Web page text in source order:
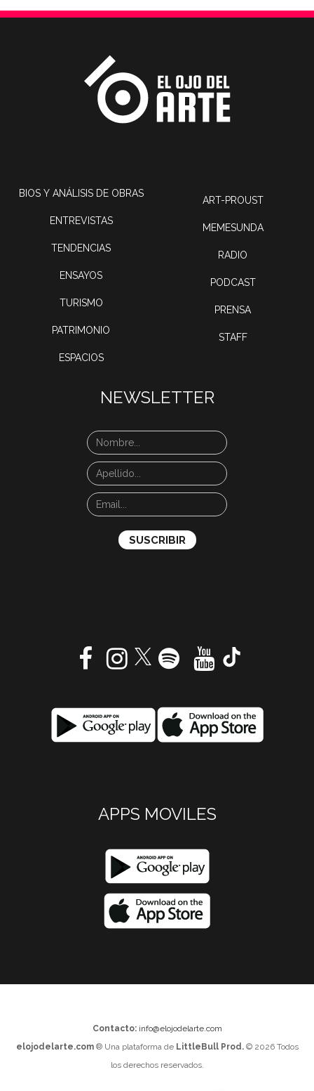
BIOS Y ANÁLISIS DE OBRAS
ENTREVISTAS
TENDENCIAS
ENSAYOS
TURISMO
PATRIMONIO
ESPACIOS
ART-PROUST
MEMESUNDA
RADIO
PODCAST
PRENSA
STAFF
NEWSLETTER
APPS MOVILES
Contacto: info@elojodelarte.com
elojodelarte.com® Una plataforma de LittleBull Prod.© 2026 Todos
los derechos reservados.